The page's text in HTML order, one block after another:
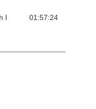
I
01:57:24